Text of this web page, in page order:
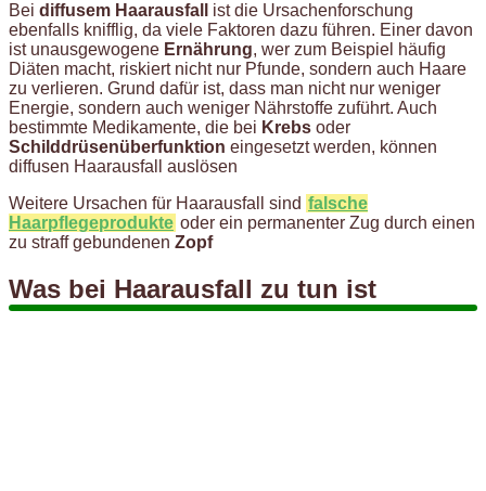
Bei diffusem Haarausfall
ist die Ursachenforschung
ebenfalls knifflig, da viele Faktoren dazu führen. Einer davon
ist unausgewogene Ernährung, wer zum Beispiel häufig
Diäten macht, riskiert nicht nur Pfunde, sondern auch Haare
zu verlieren. Grund dafür ist, dass man nicht nur weniger
Energie, sondern auch weniger Nährstoffe zuführt. Auch
bestimmte Medikamente, die bei Krebs oder
Schilddrüsenüberfunktion eingesetzt werden, können
diffusen Haarausfall auslösen
Weitere Ursachen für Haarausfall sind falsche
Haarpflegeprodukte oder ein permanenter Zug durch einen
zu straff gebundenen Zopf
Was bei Haarausfall zu tun ist